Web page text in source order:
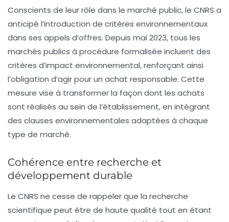
Conscients de leur rôle dans le marché public, le CNRS a
anticipé l’introduction de critères environnementaux
dans ses appels d’offres. Depuis mai 2023, tous les
marchés publics à procédure formalisée incluent des
critères d’impact environnemental, renforçant ainsi
l’obligation d’agir pour un achat responsable. Cette
mesure vise à transformer la façon dont les achats
sont réalisés au sein de l’établissement, en intégrant
des clauses environnementales adaptées à chaque
type de marché.
Cohérence entre recherche et
développement durable
Le CNRS ne cesse de rappeler que la recherche
scientifique peut être de haute qualité tout en étant